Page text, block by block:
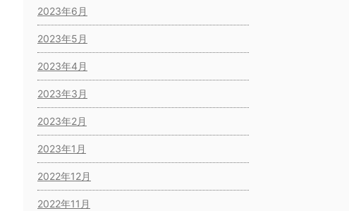
2023年6月
2023年5月
2023年4月
2023年3月
2023年2月
2023年1月
2022年12月
2022年11月